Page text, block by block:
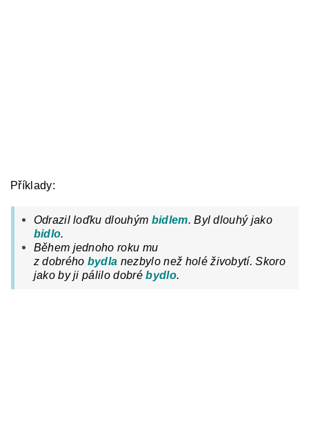
Příklady:
Odrazil loďku dlouhým bidlem. Byl dlouhý jako
bidlo.
Během jednoho roku mu
z dobrého bydla nezbylo než holé živobytí. Skoro
jako by ji pálilo dobré bydlo.